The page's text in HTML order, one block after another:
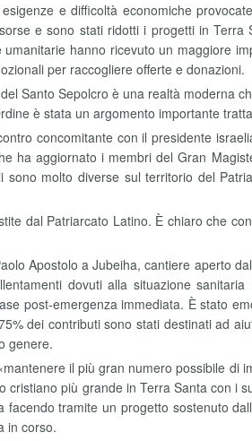
e difficoltà economiche
e sono stati ridotti i progetti in Terra
hanno ricevuto un maggiore
per raccogliere offerte e donazioni.
Santo Sepolcro è una realtà moderna
è stata un argomento importante
concomitante con il presidente
ha aggiornato i membri del Gran
molto diverse sul territorio del
dal Patriarcato Latino. È chiaro che
Apostolo a Jubeiha, cantiere aperto
dovuti alla situazione
post-emergenza immediata. È stato
dei contributi sono stati destinati ad
genere.
il più gran numero possibile di
più grande in Terra Santa con i
tramite un progetto sostenuto
in corso.